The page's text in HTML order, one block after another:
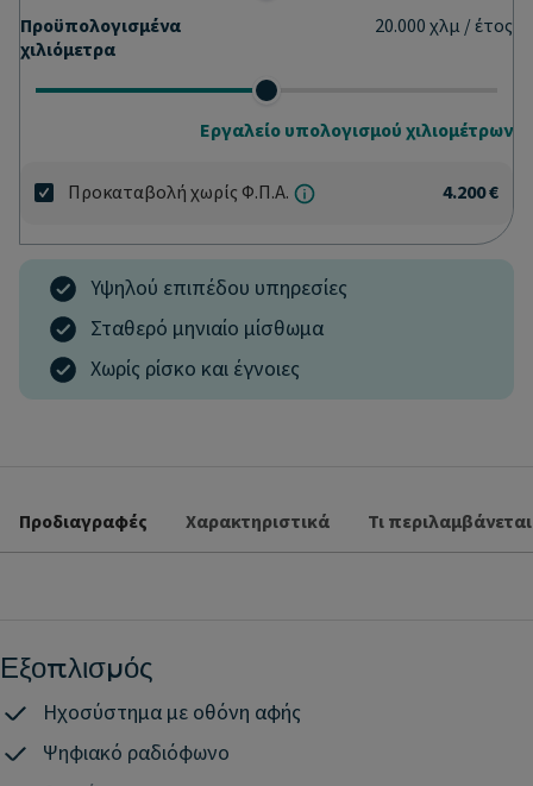
Προϋπολογισμένα
χιλιόμετρα
20.000χλμ / έτος
Εργαλείο υπολογισμού χιλιομέτρων
Προκαταβολή χωρίς Φ.Π.Α. 4.200 €
Υψηλού επιπέδου υπηρεσίες
Σταθερό μηνιαίο μίσθωμα
Χωρίς ρίσκο και έγνοιες
Προδιαγραφές Χαρακτηριστικά Τι περιλαμβάνεται
Εξοπλισμός
Ηχοσύστημα με οθόνη αφής
Ψηφιακό ραδιόφωνο